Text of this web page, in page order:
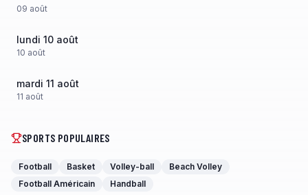
09 août
lundi 10 août
10 août
mardi 11 août
11 août
SPORTS POPULAIRES
Football Basket Volley-ball
Beach Volley
Football Américain
Handball